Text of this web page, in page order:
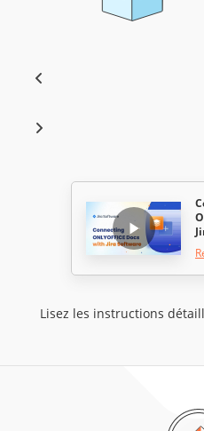
Lisez les instructions